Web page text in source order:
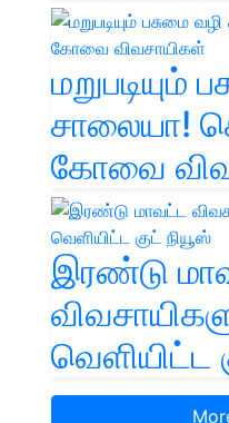
மறுபடியும்
சாலையா!
கோவை
இரண்டு
வெளியிட்ட